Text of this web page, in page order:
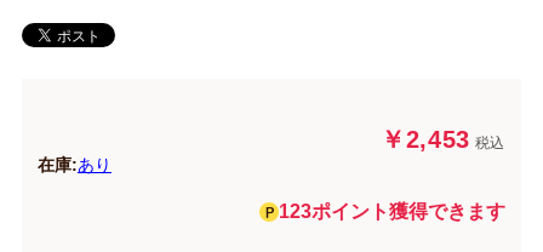
￥2,453 税込
在庫:あり
123ポイント獲得できます